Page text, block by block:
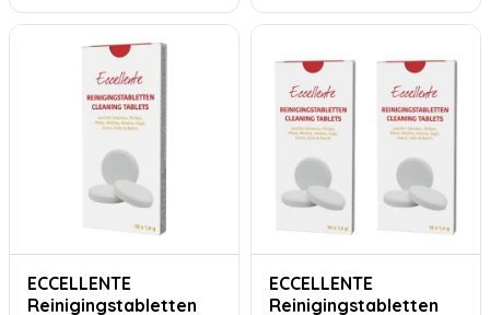
ECCELLENTE
Reinigingstabletten
ECCELLENTE
Reinigingstabletten